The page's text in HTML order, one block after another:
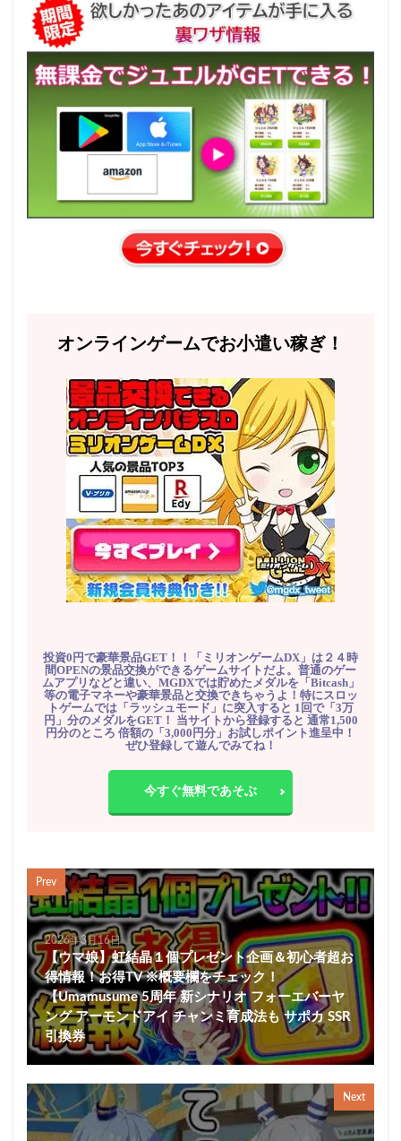
オンラインゲームでお小遣い稼ぎ！
投資0円で豪華景品GET！！「ミリオンゲームDX」は２４時
間OPENの景品交換ができるゲームサイトだよ。普通のゲー
ムアプリなどと違い、MGDXでは貯めたメダルを「Bitcash」
等の電子マネーや豪華景品と交換できちゃうよ！特にスロッ
トゲームでは「ラッシュモード」に突入すると 1回で「3万
円」分のメダルをGET！ 当サイトから登録すると 通常1,500
円分のところ 倍額の「3,000円分」お試しポイント進呈中！
ぜひ登録して遊んでみてね！
今すぐ無料であそぶ
Prev
2026年3月16日
【ウマ娘】虹結晶１個プレゼント企画＆初心者超お
得情報！お得TV ※概要欄をチェック！
【Umamusume 5周年 新シナリオ フォーエバーヤ
ング アーモンドアイ チャンミ育成法も サポカ SSR
引換券
Next